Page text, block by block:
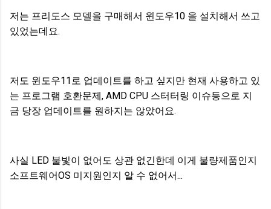
저는 프리도스 모델을 구매해서 윈도우10 을 설치해서 쓰고
있었는데요.
저도 윈도우11로 업데이트를 하고 싶지만 현재 사용하고 있
는 프로그램 호환문제, AMD CPU 스터터링 이슈등으로 지
금 당장 업데이트를 원하지는 않았어요.
사실 LED 불빛이 없어도 상관 없긴한데 이게 불량제품인지
소프트웨어OS 미지원인지 알 수 없어서...